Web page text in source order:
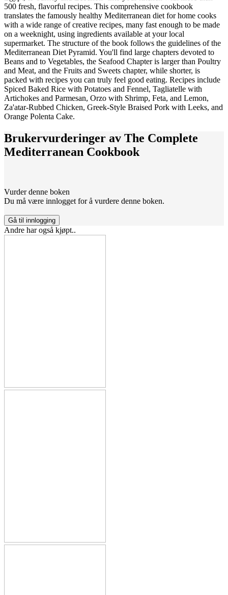
500 fresh, flavorful recipes. This comprehensive cookbook
translates the famously healthy Mediterranean diet for home cooks
with a wide range of creative recipes, many fast enough to be made
on a weeknight, using ingredients available at your local
supermarket. The structure of the book follows the guidelines of the
Mediterranean Diet Pyramid. You'll find large chapters devoted to
Beans and to Vegetables, the Seafood Chapter is larger than Poultry
and Meat, and the Fruits and Sweets chapter, while shorter, is
packed with recipes you can truly feel good eating. Recipes include
Spiced Baked Rice with Potatoes and Fennel, Tagliatelle with
Artichokes and Parmesan, Orzo with Shrimp, Feta, and Lemon,
Za'atar-Rubbed Chicken, Greek-Style Braised Pork with Leeks, and
Orange Polenta Cake.
Brukervurderinger av The Complete
Mediterranean Cookbook
Vurder denne boken
Du må være innlogget for å vurdere denne boken.
Gå til innlogging
Andre har også kjøpt..